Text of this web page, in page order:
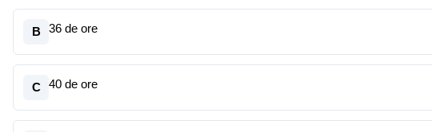
B 36 de ore
C 40 de ore